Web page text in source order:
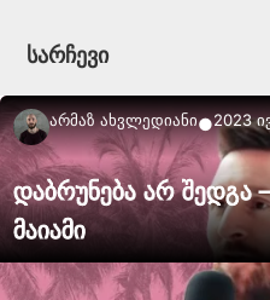
სარჩევი
Არმაზ Ახვლედიანი●2023
დაბრუნება არ შედგა
მაიამი